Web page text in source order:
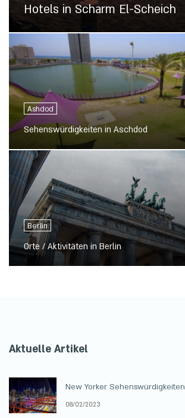
Hotels in Scharm El-Scheich
Ashdod
Sehenswürdigkeiten in Aschdod
Berlin
Orte / Aktivitäten in Berlin
Aktuelle Artikel
New Yorker Sehenswürdigkeiten
08/02/2023